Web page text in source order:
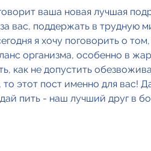
ваша новая лучшая
вас, поддержать в трудную
я хочу поговорить о
организма, особенно в
как не допустить
этот пост именно для вас!
пить - наш лучший друг в